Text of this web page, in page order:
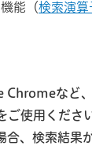
能（検索演算
Chromeなど
ご使用くださ
合、検索結果